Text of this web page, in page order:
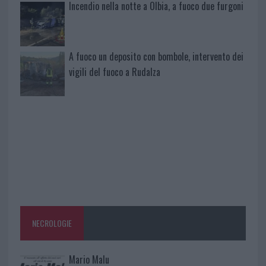
Incendio nella notte a Olbia, a fuoco due furgoni
A fuoco un deposito con bombole, intervento dei
vigili del fuoco a Rudalza
NECROLOGIE
Mario Malu